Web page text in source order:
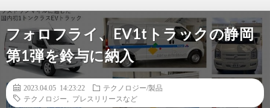
フォロフライ、EV1tトラックの静岡
第1弾を鈴与に納入
2023.04.05 14:23:22
テクノロジー/製品
テクノロジー
プレスリリースなど